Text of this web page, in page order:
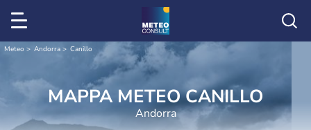
Meteo Andorra Canillo
MAPPA METEO CANILLO
Andorra